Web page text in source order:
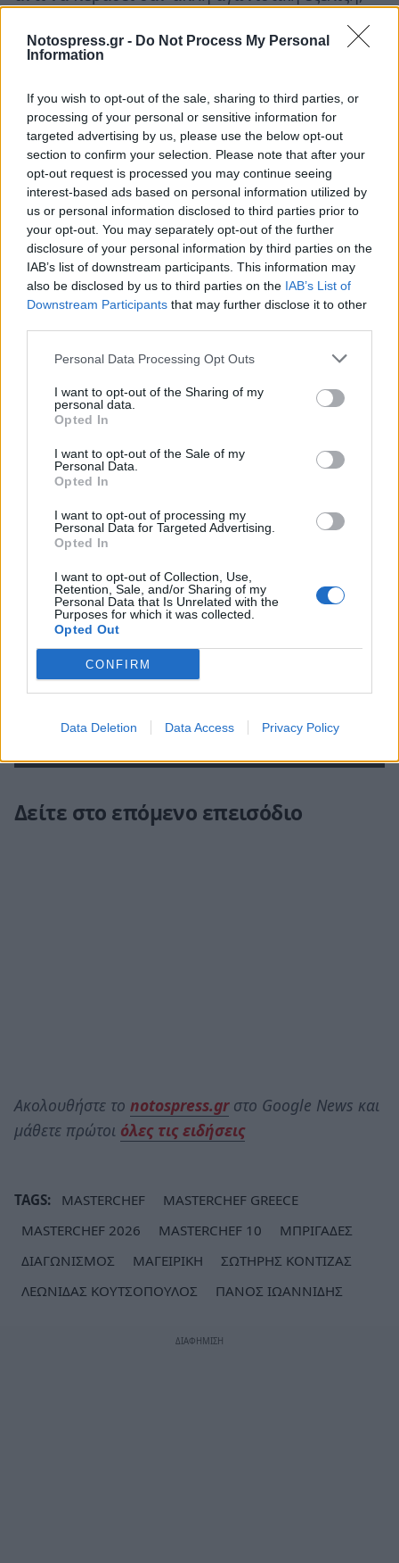
Notospress.gr - Do Not Process My Personal
Information
If you wish to opt-out of the sale, sharing to third parties, or
processing of your personal or sensitive information for
targeted advertising by us, please use the below opt-out
section to confirm your selection. Please note that after your
opt-out request is processed you may continue seeing
interest-based ads based on personal information utilized by
us or personal information disclosed to third parties prior to
your opt-out. You may separately opt-out of the further
disclosure of your personal information by third parties on the
IAB’s list of downstream participants. This information may
also be disclosed by us to third parties on the IAB’s List of
Downstream Participants that may further disclose it to other
Personal Data Processing Opt Outs
I want to opt-out of the Sharing of my
personal data.
Opted In
I want to opt-out of the Sale of my
Personal Data.
Opted In
I want to opt-out of processing my
Personal Data for Targeted Advertising.
Opted In
I want to opt-out of Collection, Use,
Retention, Sale, and/or Sharing of my
Personal Data that Is Unrelated with the
Purposes for which it was collected.
Opted Out
CONFIRM
Data Deletion Data Access Privacy Policy
ανθρώπους που περίμενε να τον δουν αλλιώς.
Η πικρία για την μπλε μπριγάδα
Μιλώντας στην κάμερα, ο Ανδρέας έδειξε
ξεκάθαρα πως δεν είχε χωνέψει το αποτέλεσμα.
Η απογοήτευσή του δεν είχε να κάνει μόνο με
την υποψηφιότητα, αλλά και με το γεγονός ότι
περίμενε μια διαφορετική στάση από τους
συμπαίκτες του. «Δεν νιώθω καλά που έχω τη
μαύρη ποδιά. Ήθελα πόντους για την μπλε
μπριγάδα. Νόμιζα ότι δεν θα με ψηφίσουν τα
μπριγάδα. Όλα αυτά είναι μια μεγάλη σαλάτα
που δεν τρώγεται», είπε. Η ατάκα του έδωσε
αμέσως το στίγμα της έντασης. Ο Ανδρέας δεν
τάκο, αλλά σαν κάποιος που ένιωσε πως η
προσπάθειά του μέσα στην ομάδα δεν
αναγνωρίστηκε την ώρα που έπρεπε.
Δείτε στο επόμενο επεισόδιο
Ακολουθήστε το notospress.grστο Google News και
μάθετε πρώτοι όλες τις ειδήσεις
TAGS: MASTERCHEF
MASTERCHEF GREECE
MASTERCHEF 2026
MASTERCHEF 10
ΜΠΡΙΓΑΔΕΣ
ΔΙΑΓΩΝΙΣΜΟΣ
ΜΑΓΕΙΡΙΚΗ
ΣΩΤΗΡΗΣ ΚΟΝΤΙΖΑΣ
ΛΕΩΝΙΔΑΣ ΚΟΥΤΣΟΠΟΥΛΟΣ
ΠΑΝΟΣ ΙΩΑΝΝΙΔΗΣ